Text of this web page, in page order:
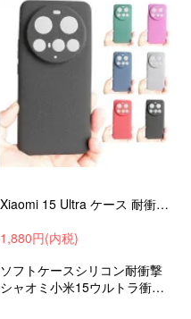
Xiaomi 15 Ultra ケース 耐衝撃 カバー ソフトケース マット仕様 シリコン 素材 薄型 軽量 おすすめ おしゃれ かわいい シャオミ15 ウルトラ
1,880円(内税)
ソフトケースシリコン耐衝撃
シャオミ小米15ウルトラ衝撃